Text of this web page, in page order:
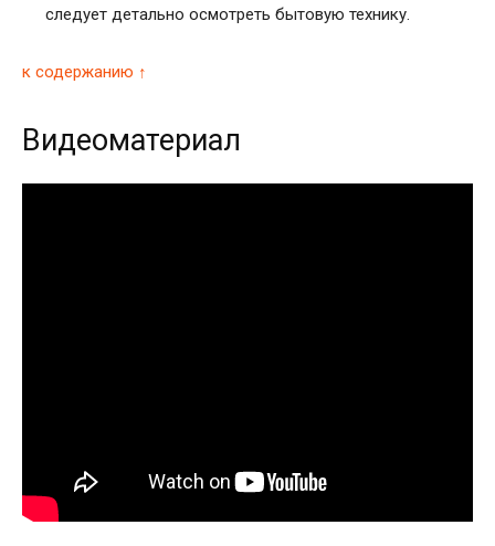
следует детально осмотреть бытовую технику.
к содержанию ↑
Видеоматериал